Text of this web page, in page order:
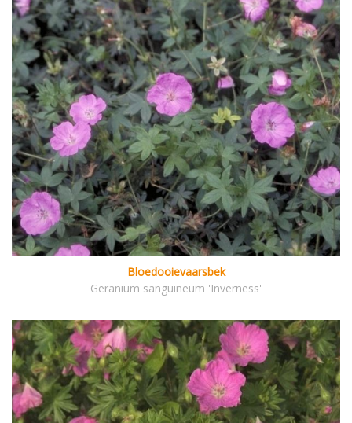
Bloedooievaarsbek
Geranium sanguineum 'Inverness'